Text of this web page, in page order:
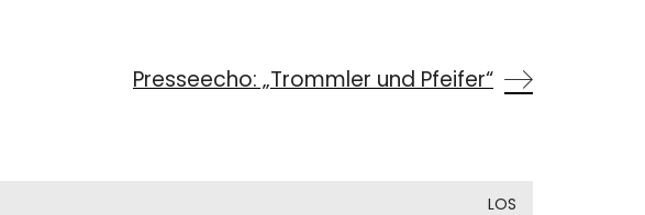
Presseecho: „Trommler und Pfeifer“